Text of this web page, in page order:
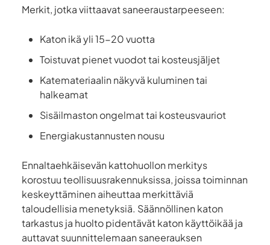
Merkit, jotka viittaavat saneeraustarpeeseen:
Katon ikä yli 15-20 vuotta
Toistuvat pienet vuodot tai kosteusjäljet
Katemateriaalin näkyvä kuluminen tai
halkeamat
Sisäilmaston ongelmat tai kosteusvauriot
Energiakustannusten nousu
Ennaltaehkäisevän kattohuollon merkitys
korostuu teollisuusrakennuksissa, joissa toiminnan
keskeyttäminen aiheuttaa merkittäviä
taloudellisia menetyksiä. Säännöllinen katon
tarkastus ja huolto pidentävät katon käyttöikää ja
auttavat suunnittelemaan saneerauksen